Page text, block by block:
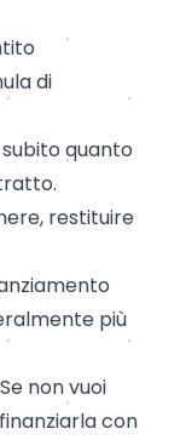
di
subito quanto
restituire
più
Se non vuoi
con